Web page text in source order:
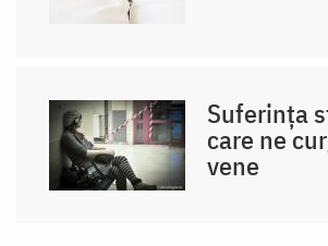
Suferința
care ne
vene